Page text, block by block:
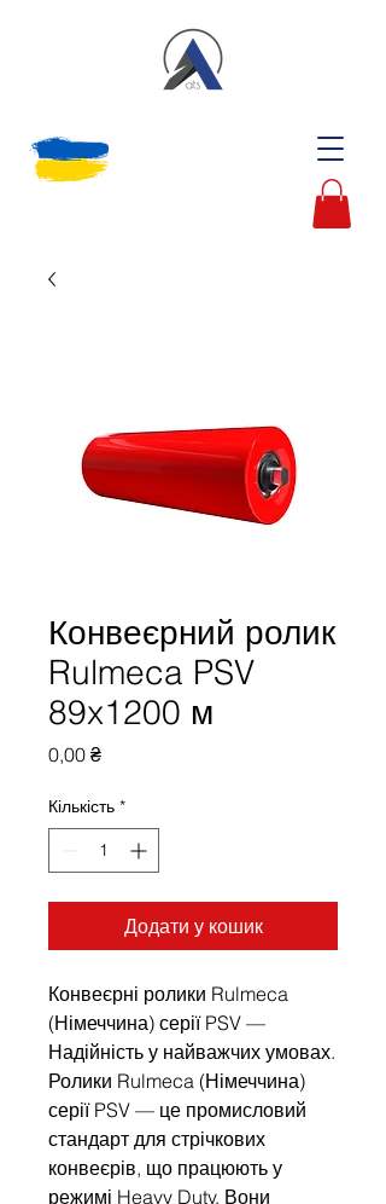
Конвеєрний ролик
Rulmeca PSV
89x1200 м
0,00 ₴Ціна
Кількість *
Додати у кошик
Конвеєрні ролики Rulmeca
(Німеччина) серії PSV —
Надійність у найважчих умовах.
Ролики Rulmeca (Німеччина)
серії PSV — це промисловий
стандарт для стрічкових
конвеєрів, що працюють у
режимі Heavy Duty. Вони